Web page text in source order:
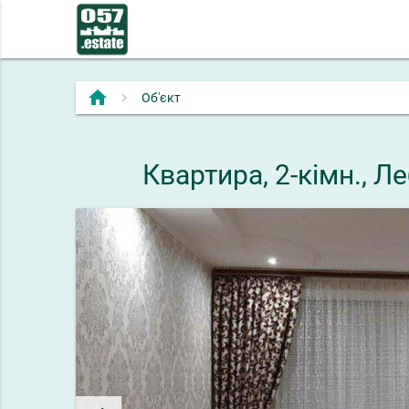
home Об'єкт
Квартира, 2-кімн.,